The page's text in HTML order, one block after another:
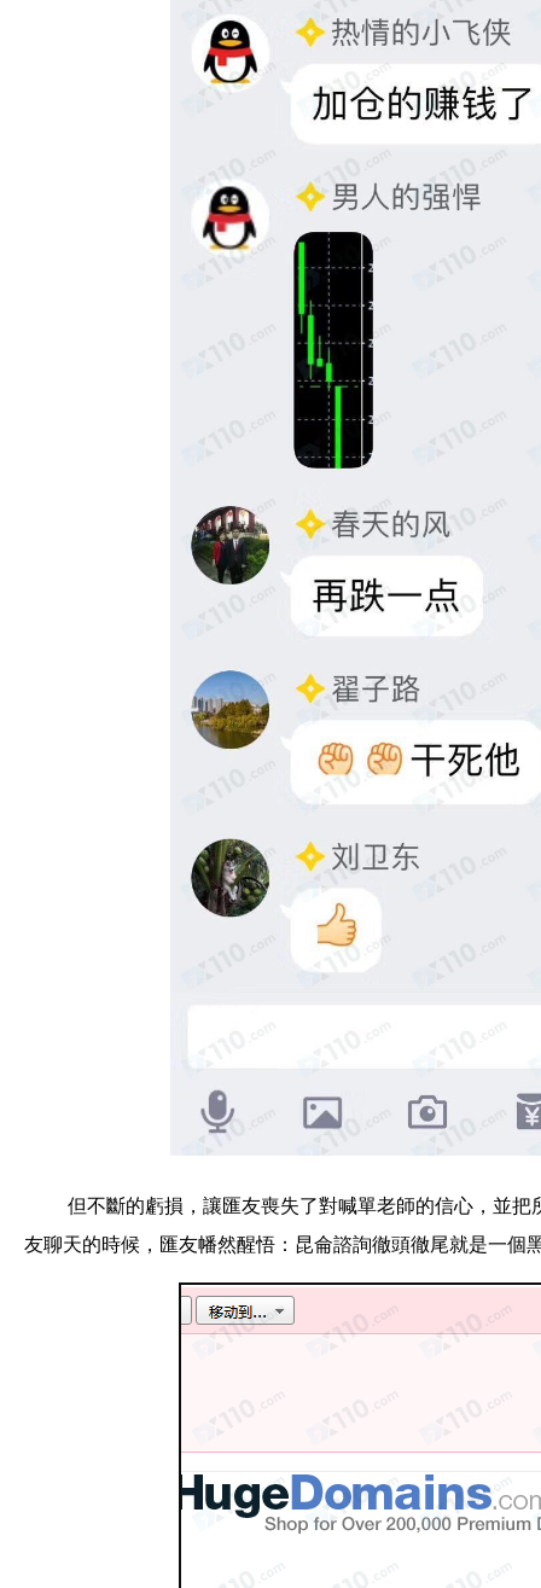
但不斷的虧損，讓匯友喪失了對喊單老師的信心，並
友聊天的時候，匯友幡然醒悟：昆侖諮詢徹頭徹尾就是一個